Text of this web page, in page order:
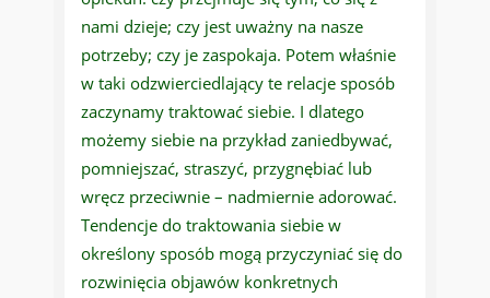
nami dzieje; czy jest uważny na nasze
potrzeby; czy je zaspokaja. Potem właśnie
w taki odzwierciedlający te relacje sposób
zaczynamy traktować siebie. I dlatego
możemy siebie na przykład zaniedbywać,
pomniejszać, straszyć, przygnębiać lub
wręcz przeciwnie – nadmiernie adorować.
Tendencje do traktowania siebie w
określony sposób mogą przyczyniać się do
rozwinięcia objawów konkretnych